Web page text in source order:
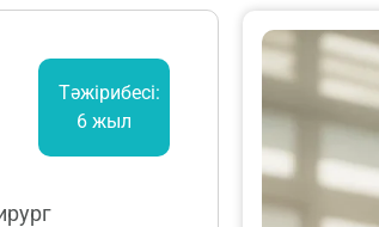
Тәжірибесі:
6 жыл